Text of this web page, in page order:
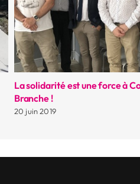
Je vous amène notre gâteau le
coudekerquois à domicile
20 mai 2019